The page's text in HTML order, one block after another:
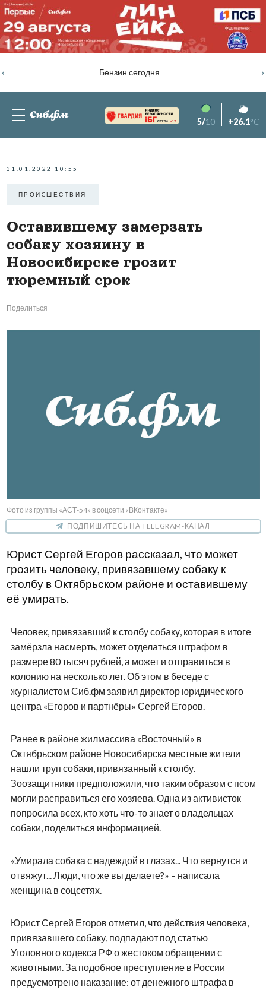
Бензин сегодня
‹ ›
82.76% -1.2 5/10 +26.1°C
31.01.2022 10:55
ПРОИCШЕСТВИЯ
Оставившему замерзать
собаку хозяину в
Новосибирске грозит
тюремный срок
Поделиться
Фото из группы «АСТ-54» в соцсети «ВКонтакте»
ПОДПИШИТЕСЬ НА TELEGRAM-КАНАЛ
Юрист Сергей Егоров рассказал, что может
грозить человеку, привязавшему собаку к
столбу в Октябрьском районе и оставившему
её умирать.
Человек, привязавший к столбу собаку, которая в итоге
замёрзла насмерть, может отделаться штрафом в
размере 80 тысяч рублей, а может и отправиться в
колонию на несколько лет. Об этом в беседе с
журналистом Сиб.фм заявил директор юридического
центра «Егоров и партнёры» Сергей Егоров.
Ранее в районе жилмассива «Восточный» в
Октябрьском районе Новосибирска местные жители
нашли труп собаки, привязанный к столбу.
Зоозащитники предположили, что таким образом с псом
могли расправиться его хозяева. Одна из активисток
попросила всех, кто хоть что-то знает о владельцах
собаки, поделиться информацией.
«Умирала собака с надеждой в глазах... Что вернутся и
отвяжут... Люди, что же вы делаете?» – написала
женщина в соцсетях.
Юрист Сергей Егоров отметил, что действия человека,
привязавшего собаку, подпадают под статью
Уголовного кодекса РФ о жестоком обращении с
животными. За подобное преступление в России
предусмотрено наказание: от денежного штрафа в